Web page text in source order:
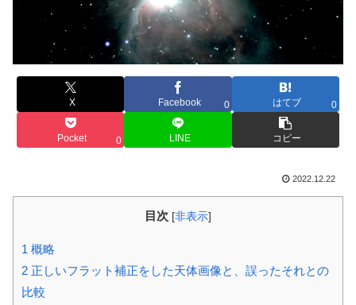
X Facebook 0 はてブ 0
Pocket 0 LINE コピー
2022.12.22
目次 [非表示]
1 概略
2 正しいフラット補正をした天体画像と、誤ったそれとの
比較